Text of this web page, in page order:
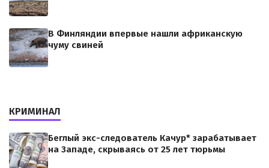
В Финляндии впервые нашли африканскую
чуму свиней
КРИМИНАЛ
Беглый экс-следователь Качур* зарабатывает
на Западе, скрываясь от 25 лет тюрьмы